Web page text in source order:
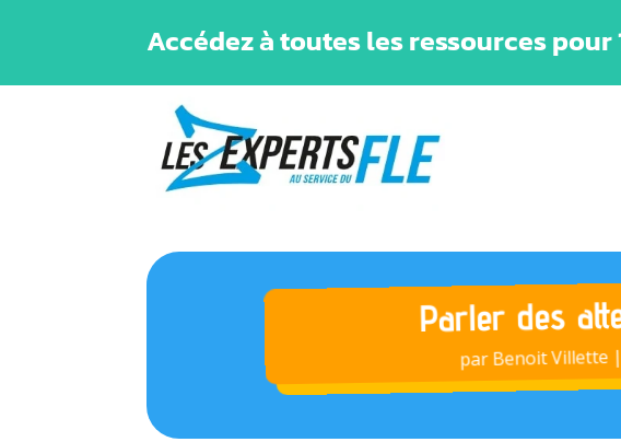
Accédez à toutes les ressources pour
Parler des
parBenoit Villette|